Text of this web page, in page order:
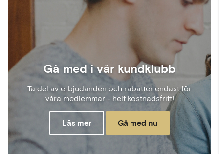
Gå med i vår kundklubb
Ta del av erbjudanden och rabatter endast för
våra medlemmar - helt kostnadsfritt!
Läs mer Gå med nu